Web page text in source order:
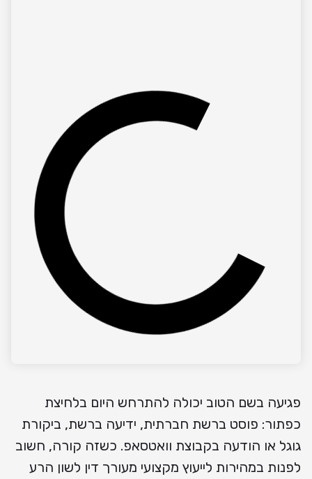
פגיעה בשם הטוב יכולה להתרחש היום בלחיצת
כפתור: פוסט ברשת חברתית, ידיעה ברשת, ביקורת
גוגל או הודעה בקבוצת וואטסאפ. כשזה קורה, חשוב
לפנות במהירות לייעוץ מקצועי מעורך דין לשון הרע